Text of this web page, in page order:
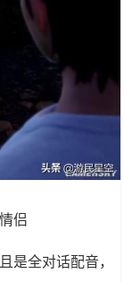
侣
全对话配音，